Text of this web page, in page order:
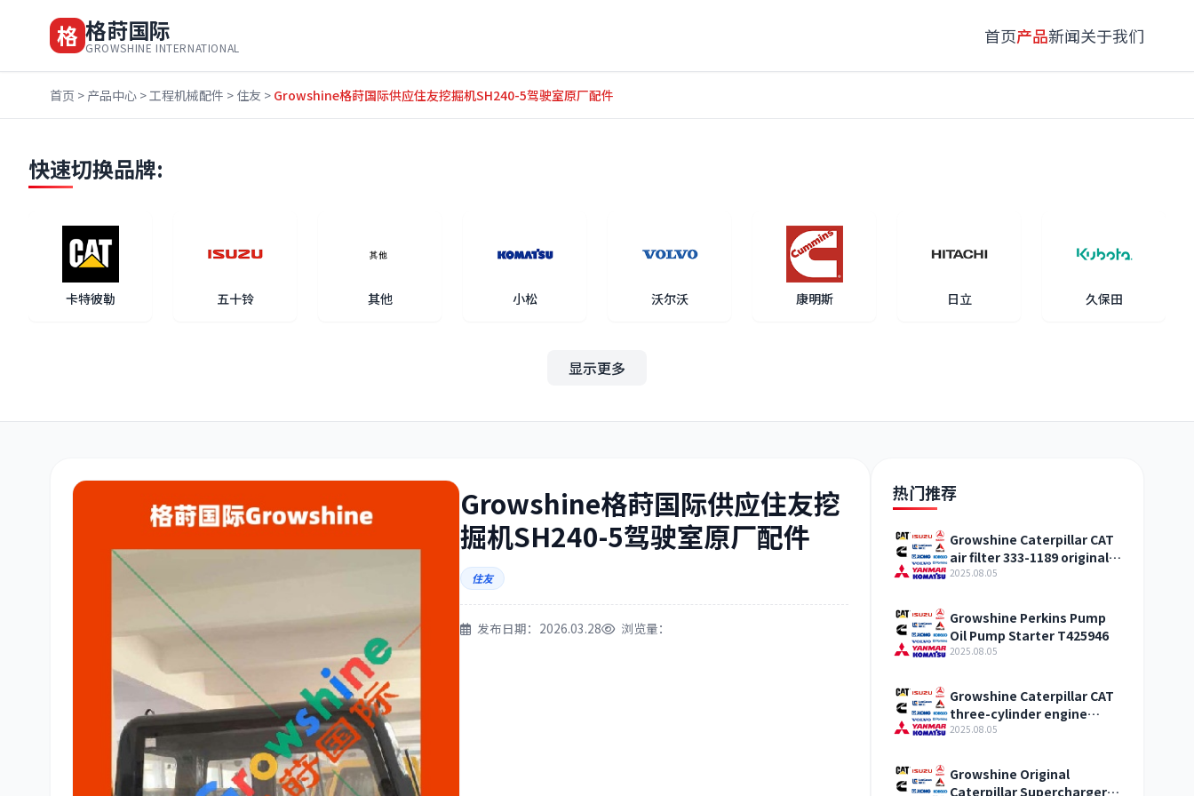
格 格莳国际
GROWSHINE INTERNATIONAL
首页产品新闻关于我们
首页 > 产品中心 >工程机械配件 > 住友 > Growshine格莳国际供应住友挖掘机SH240-5驾驶室原厂配件
快速切换品牌:
卡特彼勒 五十铃 其他 小松 沃尔沃 康明斯 日立 久保田
卡尔玛 杰西博
丰田 约翰迪尔 山猫 上柴
显示更多
Growshine格莳国际供应住友挖
掘机SH240-5驾驶室原厂配件
住友
发布日期：2026.03.28 浏览量：
热门推荐
Growshine Caterpillar CAT
air filter 333-1189 original
straight hair Qinghai
2025.08.05
Growshine Perkins Pump
Oil Pump Starter T425946
2025.08.05
Growshine Caterpillar CAT
three-cylinder engine
accessories fuel system
2025.08.05
Growshine Original
Caterpillar Supercharger